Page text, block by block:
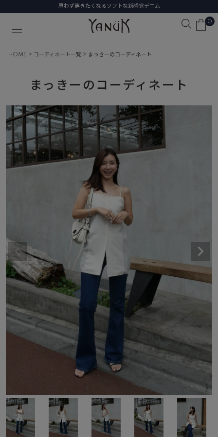
たくなるソフトな新感覚デニム
0
HOME コーディネート一覧 まっきーのコーディネート
まっきーのコーディネート